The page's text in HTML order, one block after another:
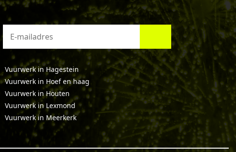
Vuurwerk in Hagestein
Vuurwerk in Hoef en haag
Vuurwerk in Houten
Vuurwerk in Lexmond
Vuurwerk in Meerkerk